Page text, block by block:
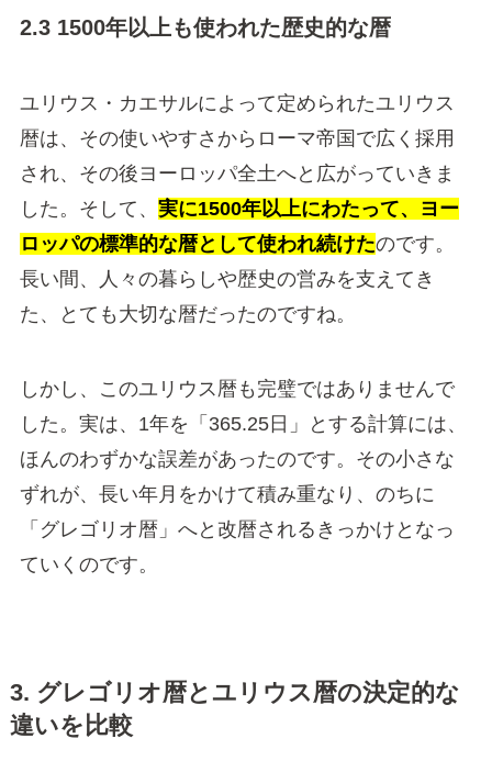
2.3 1500年以上も使われた歴史的な暦
ユリウス・カエサルによって定められたユリウス
暦は、その使いやすさからローマ帝国で広く採用
され、その後ヨーロッパ全土へと広がっていきま
した。そして、 実に1500年以上にわたって、ヨー
ロッパの標準的な暦として使われ続けたのです。
長い間、人々の暮らしや歴史の営みを支えてき
た、とても大切な暦だったのですね。
しかし、このユリウス暦も完璧ではありませんで
した。実は、1年を「365.25日」とする計算には、
ほんのわずかな誤差があったのです。その小さな
ずれが、長い年月をかけて積み重なり、のちに
「グレゴリオ暦」へと改暦されるきっかけとなっ
ていくのです。
3. グレゴリオ暦とユリウス暦の決定的な
違いを比較